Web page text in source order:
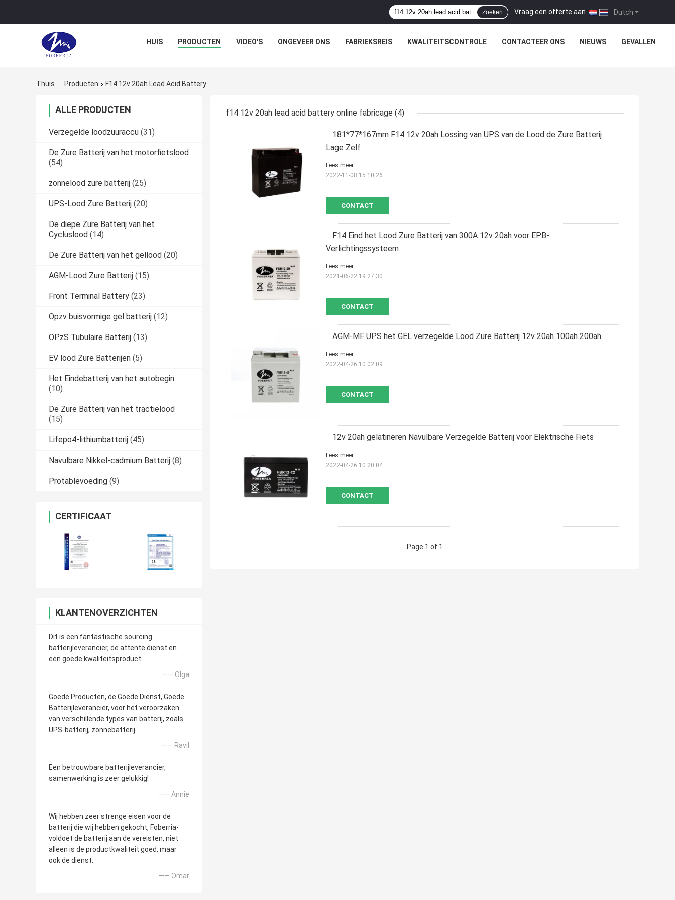
Dutch
Vraag een offerte aan |
Zoeken
HUIS PRODUCTEN VIDEO'S ONGEVEER ONS FABRIEKSREIS KWALITEITSCONTROLE CONTACTEER ONS NIEUWS GEVALLEN
Thuis Producten F14 12v 20ah Lead Acid Battery
ALLE PRODUCTEN
Verzegelde loodzuuraccu (31)
De Zure Batterij van het motorfietslood
(54)
zonnelood zure batterij (25)
UPS-Lood Zure Batterij (20)
De diepe Zure Batterij van het
Cycluslood (14)
De Zure Batterij van het gellood (20)
AGM-Lood Zure Batterij (15)
Front Terminal Battery (23)
Opzv buisvormige gel batterij (12)
OPzS Tubulaire Batterij (13)
EV lood Zure Batterijen (5)
Het Eindebatterij van het autobegin
(10)
De Zure Batterij van het tractielood
(15)
Lifepo4-lithiumbatterij (45)
Navulbare Nikkel-cadmium Batterij (8)
Protablevoeding (9)
CERTIFICAAT
KLANTENOVERZICHTEN
Dit is een fantastische sourcing
batterijleverancier, de attente dienst en
een goede kwaliteitsproduct.
—— Olga
Goede Producten, de Goede Dienst, Goede
Batterijleverancier, voor het veroorzaken
van verschillende types van batterij, zoals
UPS-batterij, zonnebatterij.
—— Ravil
Een betrouwbare batterijleverancier,
samenwerking is zeer gelukkig!
—— Annie
Wij hebben zeer strenge eisen voor de
batterij die wij hebben gekocht, Foberria-
voldoet de batterij aan de vereisten, niet
alleen is de productkwaliteit goed, maar
ook de dienst.
—— Omar
f14 12v 20ah lead acid battery online fabricage (4)
181*77*167mm F14 12v 20ah Lossing van UPS van de Lood de Zure Batterij
Lage Zelf
CONTACT
Lees meer
2022-11-08 15:10:26
F14 Eind het Lood Zure Batterij van 300A 12v 20ah voor EPB-
Verlichtingssysteem
CONTACT
Lees meer
2021-06-22 19:27:30
AGM-MF UPS het GEL verzegelde Lood Zure Batterij 12v 20ah 100ah 200ah
CONTACT
Lees meer
2022-04-26 10:02:09
12v 20ah gelatineren Navulbare Verzegelde Batterij voor Elektrische Fiets
CONTACT
Lees meer
2022-04-26 10:20:04
Page 1 of 1